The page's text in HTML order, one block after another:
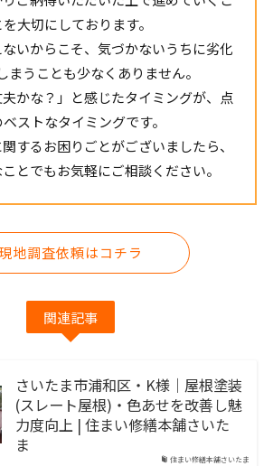
を大切にしております。
いからこそ、気づかないうちに劣化
まうことも少なくありません。
夫かな？」と感じたタイミングが、点
ストなタイミングです。
するお困りごとがございましたら、
とでもお気軽にご相談ください。
地調査依頼はコチラ
関連記事
住まい修繕本舗さいたま
さいたま市浦和区・K様｜屋根塗装
(スレート屋根)・色あせを改善し魅
力度向上 | 住まい修繕本舗さいた
ま